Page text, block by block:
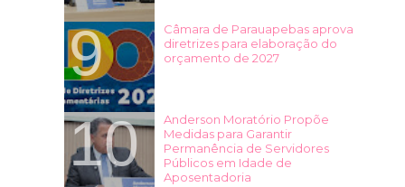
Câmara de Parauapebas aprova
diretrizes para elaboração do
orçamento de 2027
Anderson Moratório Propõe
Medidas para Garantir
Permanência de Servidores
Públicos em Idade de
Aposentadoria